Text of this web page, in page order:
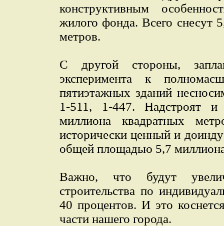
конструктивным
жилого фонда. Всего снесут
метров.
С другой стороны,
эксперимента к
пятиэтажных зданий
1-511, 1-447. Надстроят и
миллиона квадратных
исторически ценный и
общей площадью 5,7
Важно, что будут
строительства по
40 процентов. И это
части нашего города.